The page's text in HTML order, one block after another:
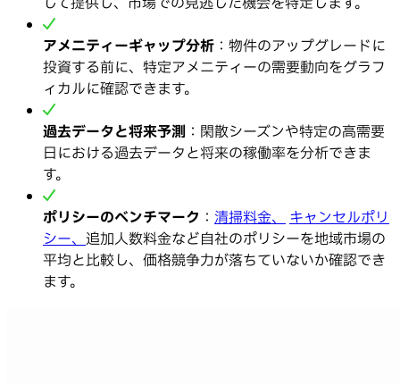
アメニティーギャップ分析 ：物件のアップグレードに
投資する前に、特定アメニティーの需要動向をグラフ
ィカルに確認できます。
過去データと将来予測 ：閑散シーズンや特定の高需要
日における過去データと将来の稼働率を分析できま
す。
ポリシーのベンチマーク ： 清掃料金、
キャンセルポリ
シー、 追加人数料金など自社のポリシーを地域市場の
平均と比較し、価格競争力が落ちていないか確認でき
ます。